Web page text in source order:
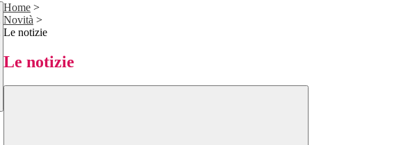
Home >
Novità >
Le notizie
Le notizie